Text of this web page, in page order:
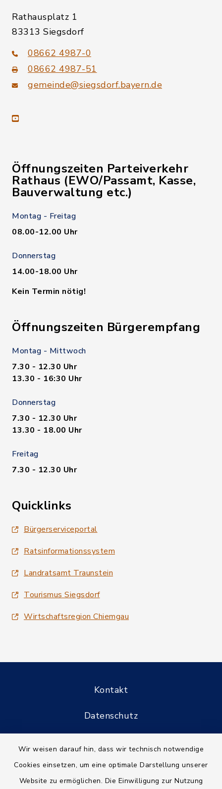
Wir weisen darauf hin, dass wir technisch notwendige
Cookies einsetzen, um eine optimale Darstellung unserer
Website zu ermöglichen. Die Einwilligung zur Nutzung
Rathausplatz 1
83313 Siegsdorf
08662 4987-0
08662 4987-51
gemeinde@siegsdorf.bayern.de
youtube
Öffnungszeiten Parteiverkehr
Rathaus (EWO/Passamt, Kasse,
Bauverwaltung etc.)
Montag - Freitag
08.00-12.00 Uhr
Donnerstag
14.00-18.00 Uhr
Kein Termin nötig!
Öffnungszeiten Bürgerempfang
Montag - Mittwoch
7.30 - 12.30 Uhr
13.30 - 16:30 Uhr
Donnerstag
7.30 - 12.30 Uhr
13.30 - 18.00 Uhr
Freitag
7.30 - 12.30 Uhr
Quicklinks
Bürgerserviceportal
Ratsinformationssystem
Landratsamt Traunstein
Tourismus Siegsdorf
Wirtschaftsregion Chiemgau
Kontakt
Datenschutz
Barrierefreiheit